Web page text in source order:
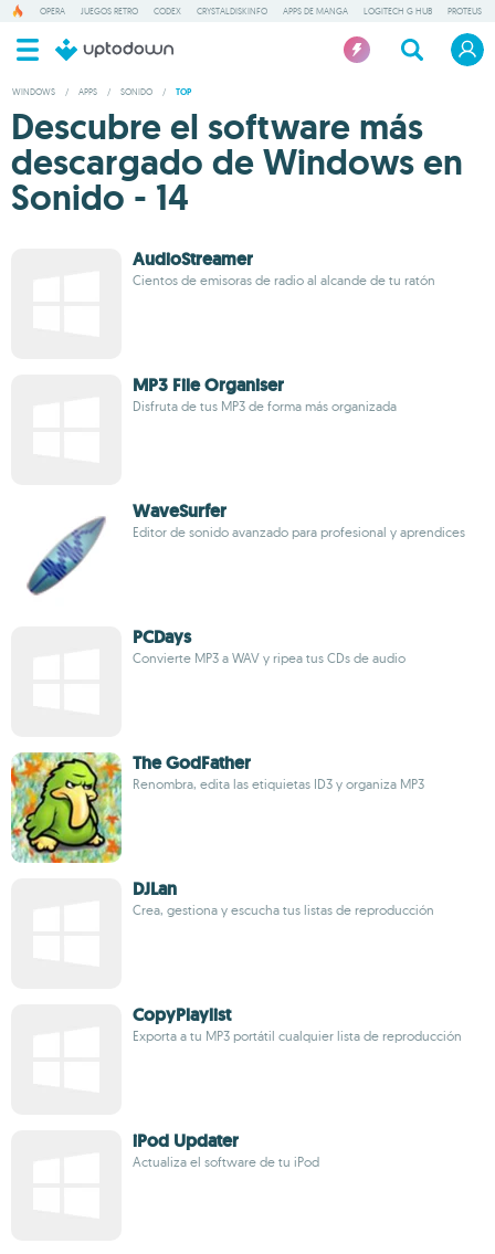
OPERA JUEGOS RETRO CODEX CRYSTALDISKINFO APPS DE MANGA LOGITECH G HUB PROTEUS
WINDOWS / APPS / SONIDO / TOP
Descubre el software más
descargado de Windows en
Sonido - 14
AudioStreamer
Cientos de emisoras de radio al alcande de tu ratón
MP3 File Organiser
Disfruta de tus MP3 de forma más organizada
WaveSurfer
Editor de sonido avanzado para profesional y aprendices
PCDays
Convierte MP3 a WAV y ripea tus CDs de audio
The GodFather
Renombra, edita las etiquietas ID3 y organiza MP3
DJLan
Crea, gestiona y escucha tus listas de reproducción
CopyPlaylist
Exporta a tu MP3 portátil cualquier lista de reproducción
iPod Updater
Actualiza el software de tu iPod